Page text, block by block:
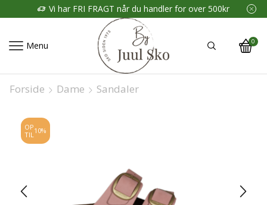
Vi har FRI FRAGT når du handler for over 500kr
Menu 0
Forside Dame Sandaler
OP
TIL 10%